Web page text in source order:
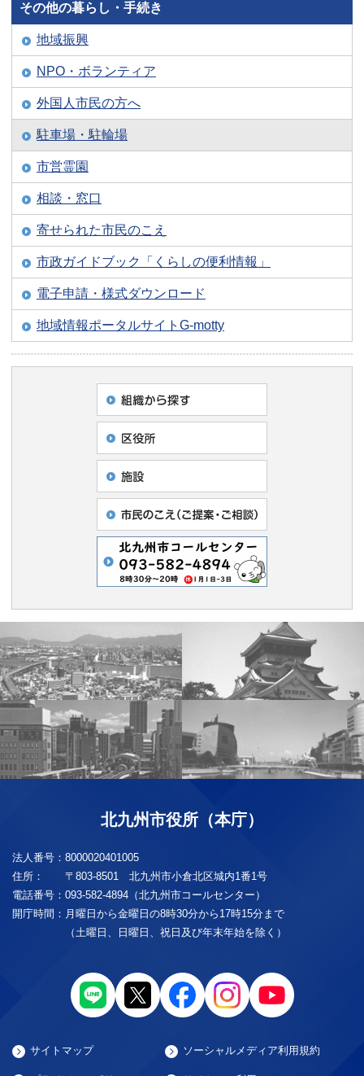
その他の暮らし・手続き
地域振興
NPO・ボランティア
外国人市民の方へ
駐車場・駐輪場
市営霊園
相談・窓口
寄せられた市民のこえ
市政ガイドブック「くらしの便利情報」
電子申請・様式ダウンロード
地域情報ポータルサイトG-motty
北九州市役所（本庁）
法人番号： 8000020401005
住所：
〒803-8501 北九州市小倉北区城内1番1号
電話番号： 093-582-4894（北九州市コールセンター）
開庁時間： 月曜日から金曜日の8時30分から17時15分まで
（土曜日、日曜日、祝日及び年末年始を除く）
サイトマップ ソーシャルメディア利用規約